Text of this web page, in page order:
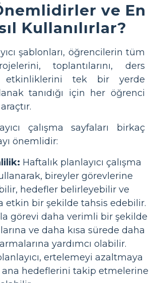
ve En
Kullanılırlar?
şablonları, öğrencilerin tüm
toplantılarını, ders
etkinliklerini tek bir yerde
tanıdığı için her öğrenci
çalışma sayfaları birkaç
önemlidir:
Haftalık planlayıcı çalışma
bireyler görevlerine
hedefler belirleyebilir ve
etkin bir şekilde tahsis edebilir.
görevi daha verimli bir şekilde
ve daha kısa sürede daha
yardımcı olabilir.
ertelemeyi azaltmaya
hedeflerini takip etmelerine